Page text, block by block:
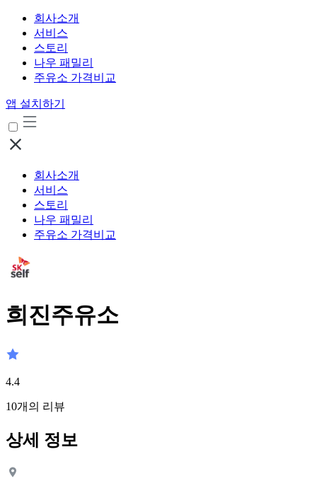
회사소개
서비스
스토리
나우 패밀리
주유소 가격비교
앱 설치하기
회사소개
서비스
스토리
나우 패밀리
주유소 가격비교
희진주유소
4.4
10개의 리뷰
상세 정보